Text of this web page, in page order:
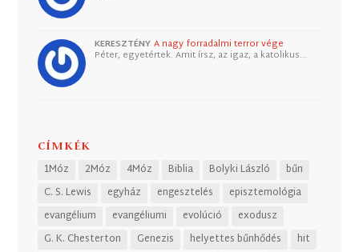
KERESZTÉNY A nagy forradalmi terror vége
Péter, egyetértek. Amit írsz, az igaz, a katolikus…
CÍMKÉK
1Móz 2Móz 4Móz Biblia Bolyki László
bűn
C. S. Lewis
egyház engesztelés
episztemológia
evangélium
evangéliumi evolúció
exodusz
G. K. Chesterton
Genezis helyettes bűnhődés
hit